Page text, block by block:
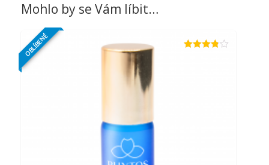
Mohlo by se Vám líbit…
OBLÍBENÉ